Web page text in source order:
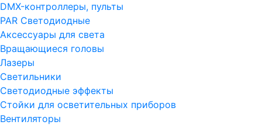
DMX-контроллеры, пульты
PAR Светодиодные
Аксессуары для света
Вращающиеся головы
Лазеры
Светильники
Светодиодные эффекты
Стойки для осветительных приборов
Вентиляторы